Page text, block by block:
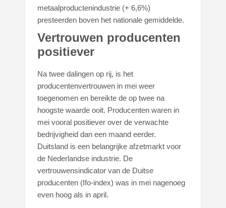
metaalproductenindustrie (+ 6,6%)
presteerden boven het nationale gemiddelde.
Vertrouwen producenten
positiever
Na twee dalingen op rij, is het
producentenvertrouwen in mei weer
toegenomen en bereikte de op twee na
hoogste waarde ooit. Producenten waren in
mei vooral positiever over de verwachte
bedrijvigheid dan een maand eerder.
Duitsland is een belangrijke afzetmarkt voor
de Nederlandse industrie. De
vertrouwensindicator van de Duitse
producenten (Ifo-index) was in mei nagenoeg
even hoog als in april.